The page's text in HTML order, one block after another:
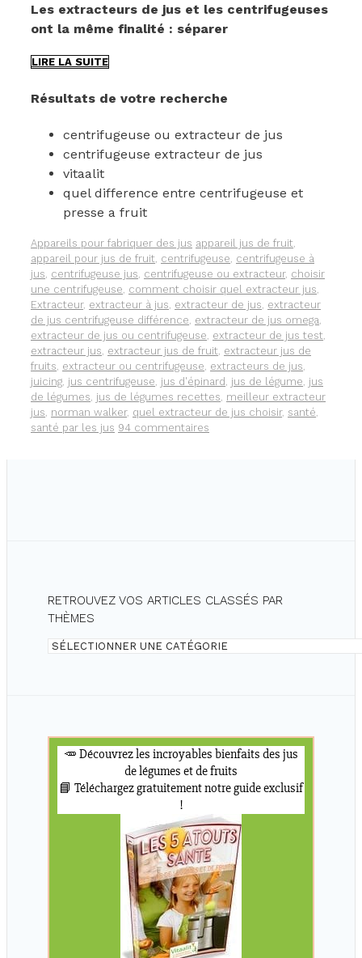
Les extracteurs de jus et les centrifugeuses
ont la même finalité : séparer
LIRE LA SUITEEXTRACTEUR
OU
?
COMMENT
QUELLE
EST
DIFFÉRENCE
?
Résultats de votre recherche
centrifugeuse ou extracteur de jus
centrifugeuse extracteur de jus
vitaalit
quel difference entre centrifugeuse et
presse a fruit
Catégories
Appareils pour fabriquer des jus Étiquettes
appareil jus de fruit,
appareil pour jus de fruit, centrifugeuse, centrifugeuse à
jus, centrifugeuse jus, centrifugeuse ou extracteur, choisir
une centrifugeuse, comment choisir quel extracteur jus,
Extracteur, extracteur à jus, extracteur de jus, extracteur
de jus centrifugeuse différence, extracteur de jus omega,
extracteur de jus ou centrifugeuse, extracteur de jus test,
extracteur jus, extracteur jus de fruit, extracteur jus de
fruits, extracteur ou centrifugeuse, extracteurs de jus,
juicing, jus centrifugeuse, jus d'épinard , jus de légume, jus
de légumes, jus de légumes recettes, meilleur extracteur
jus, norman walker, quel extracteur de jus choisir, santé,
santé par les jus 94 commentaires
RETROUVEZ VOS ARTICLES CLASSÉS PAR
THÈMES
Retrouvez